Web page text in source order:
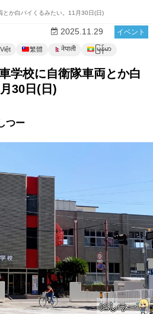
とか白バイくるみたい。11月30日(日)
イベント
2025.11.29
繁體 नेपाली မြန်မာ
学校に自衛隊車両とか白
30日(日)
つー